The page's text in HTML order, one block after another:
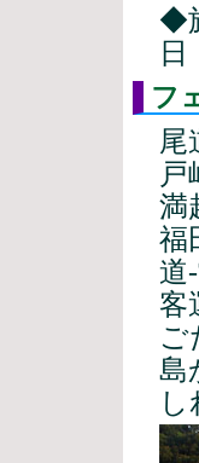
◆
日
フ
尾
満
福
道
客
ご
島
し